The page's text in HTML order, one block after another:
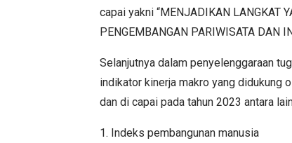
capai yakni “MENJADIKAN LANGKAT
PENGEMBANGAN PARIWISATA DAN
Selanjutnya dalam penyelenggaraan
indikator kinerja makro yang didukung
dan di capai pada tahun 2023 antara
1. Indeks pembangunan manusia